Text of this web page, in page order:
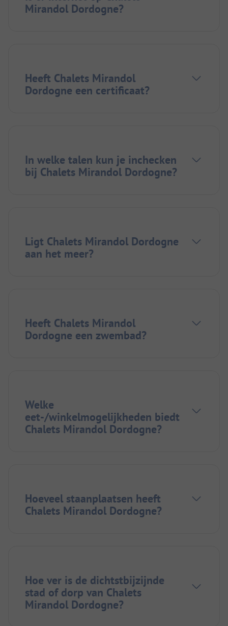
Mirandol Dordogne?
Heeft Chalets Mirandol
Dordogne een certificaat?
In welke talen kun je inchecken
bij Chalets Mirandol Dordogne?
Ligt Chalets Mirandol Dordogne
aan het meer?
Heeft Chalets Mirandol
Dordogne een zwembad?
Welke
eet-/winkelmogelijkheden biedt
Chalets Mirandol Dordogne?
Hoeveel staanplaatsen heeft
Chalets Mirandol Dordogne?
Hoe ver is de dichtstbijzijnde
stad of dorp van Chalets
Mirandol Dordogne?